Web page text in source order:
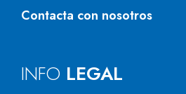
Contacta con nosotros
INFO LEGAL